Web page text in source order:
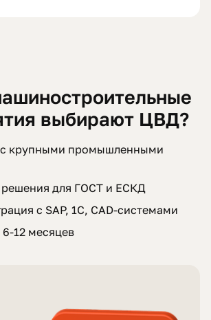
выбирают ЦВД?
крупными промышленными
для ГОСТ и ЕСКД
с SAP, 1С, CAD-системами
12 месяцев